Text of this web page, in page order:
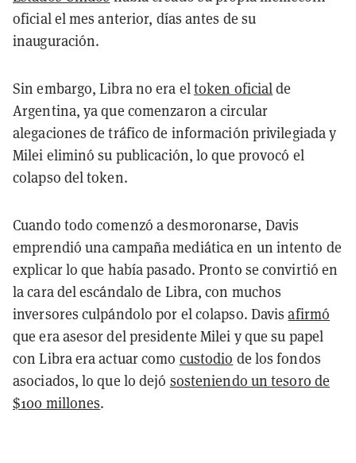
oficial el mes anterior, días antes de su
inauguración.
Sin embargo, Libra no era eltoken oficialde
Argentina, ya que comenzaron a circular
alegaciones de tráfico de información privilegiada y
Milei eliminó su publicación, lo que provocó el
colapso del token.
Cuando todo comenzó a desmoronarse, Davis
emprendió una campaña mediática en un intento de
explicar lo que había pasado. Pronto se convirtió en
la cara del escándalo de Libra, con muchos
inversores culpándolo por el colapso. Davisafirmó
que era asesor del presidente Milei y que su papel
con Libra era actuar como custodio de los fondos
asociados, lo que lo dejó sosteniendo un tesoro de
$100 millones.